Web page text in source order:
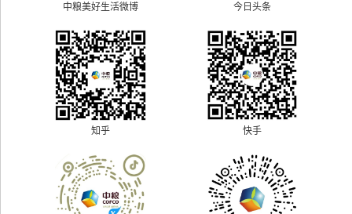
中粮美好生活微博 今日头条
知乎 快手